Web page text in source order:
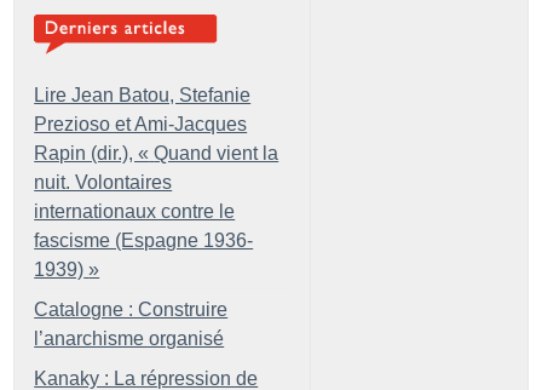
Lire Jean Batou, Stefanie
Prezioso et Ami-Jacques
Rapin (dir.), « Quand vient la
nuit. Volontaires
internationaux contre le
fascisme (Espagne 1936-
1939) »
Catalogne : Construire
l’anarchisme organisé
Kanaky : La répression de